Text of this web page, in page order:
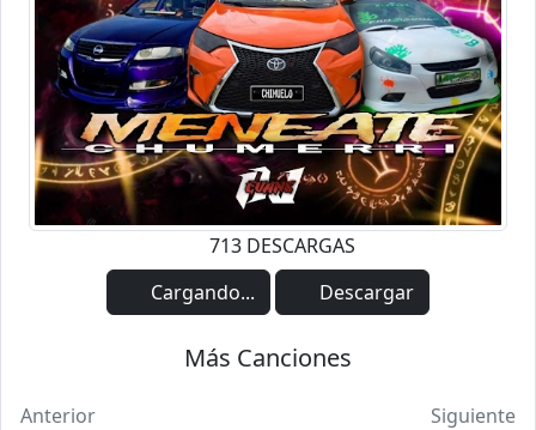
713 DESCARGAS
Cargando...
Descargar
Más Canciones
Anterior Siguiente